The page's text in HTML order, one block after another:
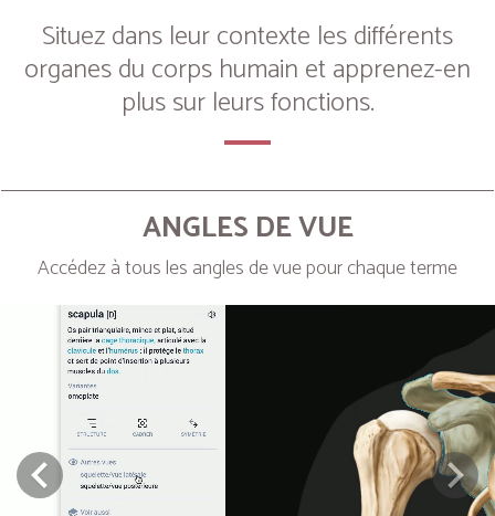
Situez dans leur contexte les différents
organes du corps humain et apprenez-en
plus sur leurs fonctions.
ANGLES DE VUE
Accédez à tous les angles de vue pour chaque terme